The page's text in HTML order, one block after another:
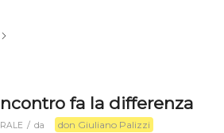
fa la differenza
/ da don Giuliano Palizzi